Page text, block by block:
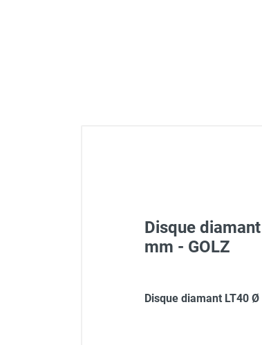
STOCKAGE, CUVE ET
MOBILIER
ACCESSOIRES ET
Disque
mm - GOLZ
Disque diamant LT40